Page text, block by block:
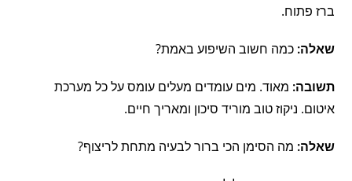
ברז פתוח.
שאלה: כמה חשוב השיפוע באמת?
תשובה: מאוד. מים עומדים מעלים עומס על כל מערכת
איטום. ניקוז טוב מוריד סיכון ומאריך חיים.
שאלה: מה הסימן הכי ברור לבעיה מתחת לריצוף?